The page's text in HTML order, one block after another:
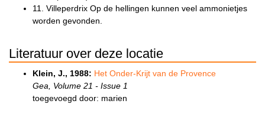
11. Villeperdrix Op de hellingen kunnen veel ammonietjes
worden gevonden.
Literatuur over deze locatie
Klein, J., 1988: Het Onder-Krijt van de Provence
Gea, Volume 21 - Issue 1
toegevoegd door: marien